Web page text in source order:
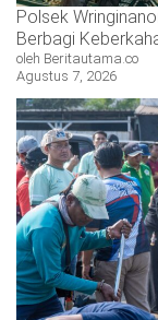
Polsek
Berbagi
oleh Beritautama.co
Agustus 7, 2026